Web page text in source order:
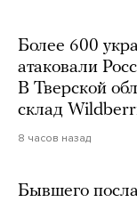
Более 600
атаковали
В Тверской
склад
8 часов назад
Бывшего